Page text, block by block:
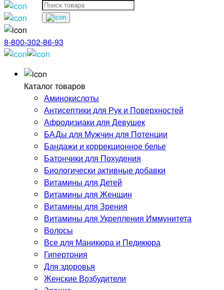
8-800-302-86-93
Каталог товаров
Аминокислоты
Антисептики для Рук и Поверхностей
Афродизиаки для Девушек
БАДы для Мужчин для Потенции
Бандажи и коррекционное белье
Батончики для Похудения
Биологически активные добавки
Витамины для Детей
Витамины для Женщин
Витамины для Зрения
Витамины для Укрепления Иммунитета
Волосы
Все для Маникюра и Педикюра
Гипертония
Для здоровья
Женские Возбудители